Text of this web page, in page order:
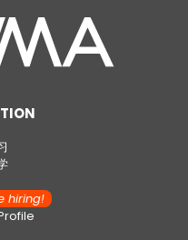
hiring!